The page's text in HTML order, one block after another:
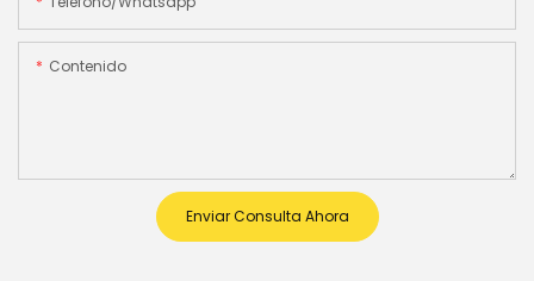
Contenido
Enviar Consulta Ahora